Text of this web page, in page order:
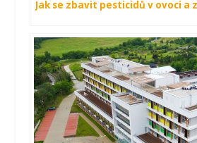
Jak se zbavit pesticidů v ovoci a